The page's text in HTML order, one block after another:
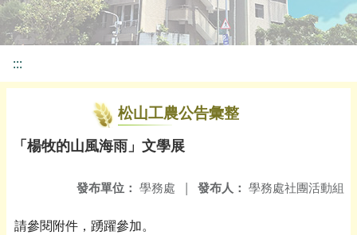
:::
松山工農公告彙整
「楊牧的山風海雨」文學展
發布人： 學務處社團活動組
發布單位： 學務處 |
請參閱附件，踴躍參加。